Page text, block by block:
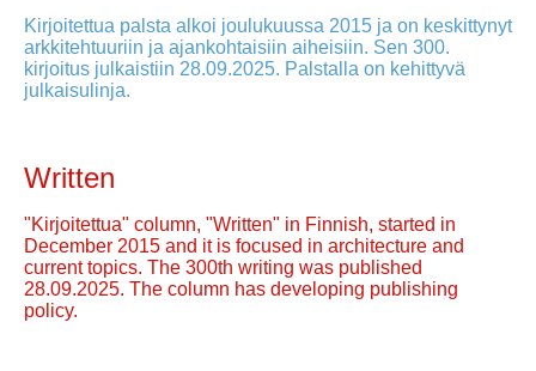
Kirjoitettua palsta alkoi joulukuussa 2015 ja on keskittynyt
arkkitehtuuriin ja ajankohtaisiin aiheisiin. Sen 300.
kirjoitus julkaistiin 28.09.2025. Palstalla on kehittyvä
julkaisulinja.
Written
"Kirjoitettua" column, "Written" in Finnish, started in
December 2015 and it is focused in architecture and
current topics. The 300th writing was published
28.09.2025. The column has developing publishing
policy.